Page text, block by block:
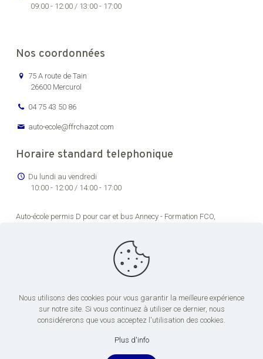
09:00 - 12:00 / 13:00 - 17:00
Nos coordonnées
75 A route de Tain
26600 Mercurol
04 75 43 50 86
auto-ecole@ffrchazot.com
Horaire standard telephonique
Du lundi au vendredi
10:00 - 12:00 / 14:00 - 17:00
Auto-école permis D pour car et bus Annecy - Formation FCO,
permis transport en commun pas cher Dijon -
conduire poids lourds Grenoble - Centre de formation permis CE Lons-
Centre de formation chauffeur poids lourds Lyon -
conduite de poids lourds Valence
Nous utilisons des cookies pour vous garantir la meilleure expérience
sur notre site. Si vous continuez à utiliser ce dernier, nous
considérerons que vous acceptez l'utilisation des cookies.
Plus d'info